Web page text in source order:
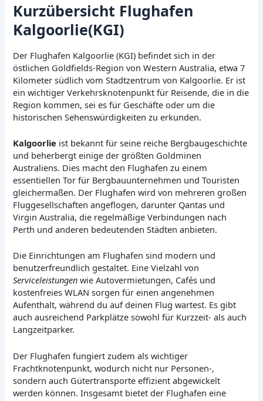
Kurzübersicht Flughafen
Kalgoorlie(KGI)
Der Flughafen Kalgoorlie (KGI) befindet sich in der
östlichen Goldfields-Region von Western Australia, etwa 7
Kilometer südlich vom Stadtzentrum von Kalgoorlie. Er ist
ein wichtiger Verkehrsknotenpunkt für Reisende, die in die
Region kommen, sei es für Geschäfte oder um die
historischen Sehenswürdigkeiten zu erkunden.
Kalgoorlie ist bekannt für seine reiche Bergbaugeschichte
und beherbergt einige der größten Goldminen
Australiens. Dies macht den Flughafen zu einem
essentiellen Tor für Bergbauunternehmen und Touristen
gleichermaßen. Der Flughafen wird von mehreren großen
Fluggesellschaften angeflogen, darunter Qantas und
Virgin Australia, die regelmäßige Verbindungen nach
Perth und anderen bedeutenden Städten anbieten.
Die Einrichtungen am Flughafen sind modern und
benutzerfreundlich gestaltet. Eine Vielzahl von
Serviceleistungen wie Autovermietungen, Cafés und
kostenfreies WLAN sorgen für einen angenehmen
Aufenthalt, während du auf deinen Flug wartest. Es gibt
auch ausreichend Parkplätze sowohl für Kurzzeit- als auch
Langzeitparker.
Der Flughafen fungiert zudem als wichtiger
Frachtknotenpunkt, wodurch nicht nur Personen-,
sondern auch Gütertransporte effizient abgewickelt
werden können. Insgesamt bietet der Flughafen eine